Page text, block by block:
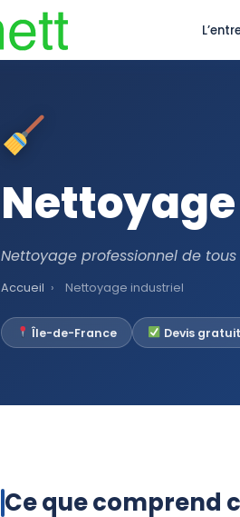
Nettoyage professionnel de
Accueil › Nettoyage industriel
Île-de-France Devis
Ce que comprend